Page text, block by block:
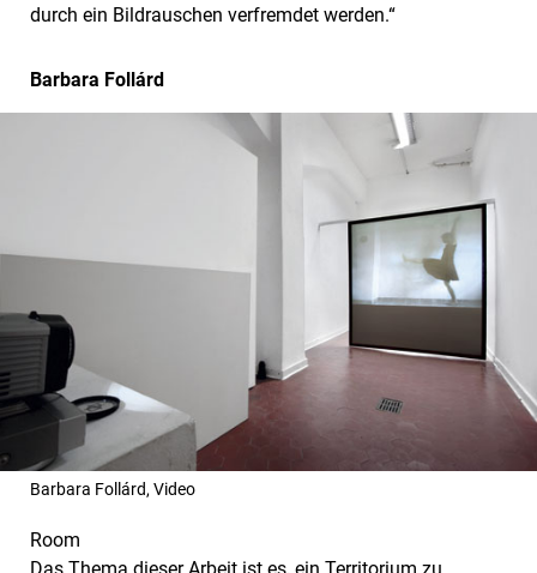
durch ein Bildrauschen verfremdet werden.“
Barbara Follárd
Barbara Follárd, Video
Room